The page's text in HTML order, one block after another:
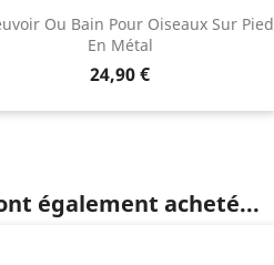
Ou Bain Pour Oiseaux Sur Pied
En Métal
Prix
24,90 €
également acheté...